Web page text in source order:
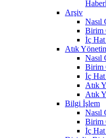
Arşiv
Nasıl
Birim
İç
Atık
Nasıl
Birim
İç
Atık
Atık
Bilgi İşlem
Nasıl
Birim
İç